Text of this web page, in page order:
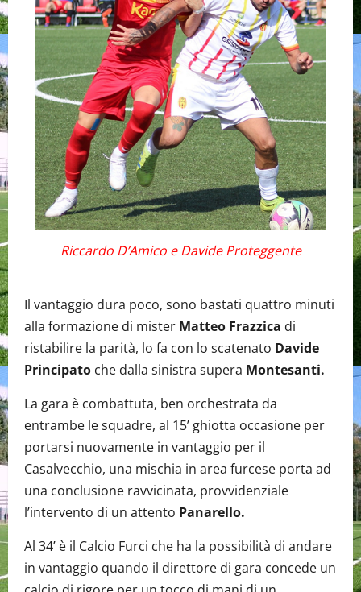
Riccardo D’Amico e Davide Proteggente
Il vantaggio dura poco, sono bastati quattro minuti
alla formazione di mister Matteo Frazzica di
ristabilire la parità, lo fa con lo scatenato Davide
Principato che dalla sinistra supera Montesanti.
La gara è combattuta, ben orchestrata da
entrambe le squadre, al 15’ ghiotta occasione per
portarsi nuovamente in vantaggio per il
Casalvecchio, una mischia in area furcese porta ad
una conclusione ravvicinata, provvidenziale
l’intervento di un attento Panarello.
Al 34’ è il Calcio Furci che ha la possibilità di andare
in vantaggio quando il direttore di gara concede un